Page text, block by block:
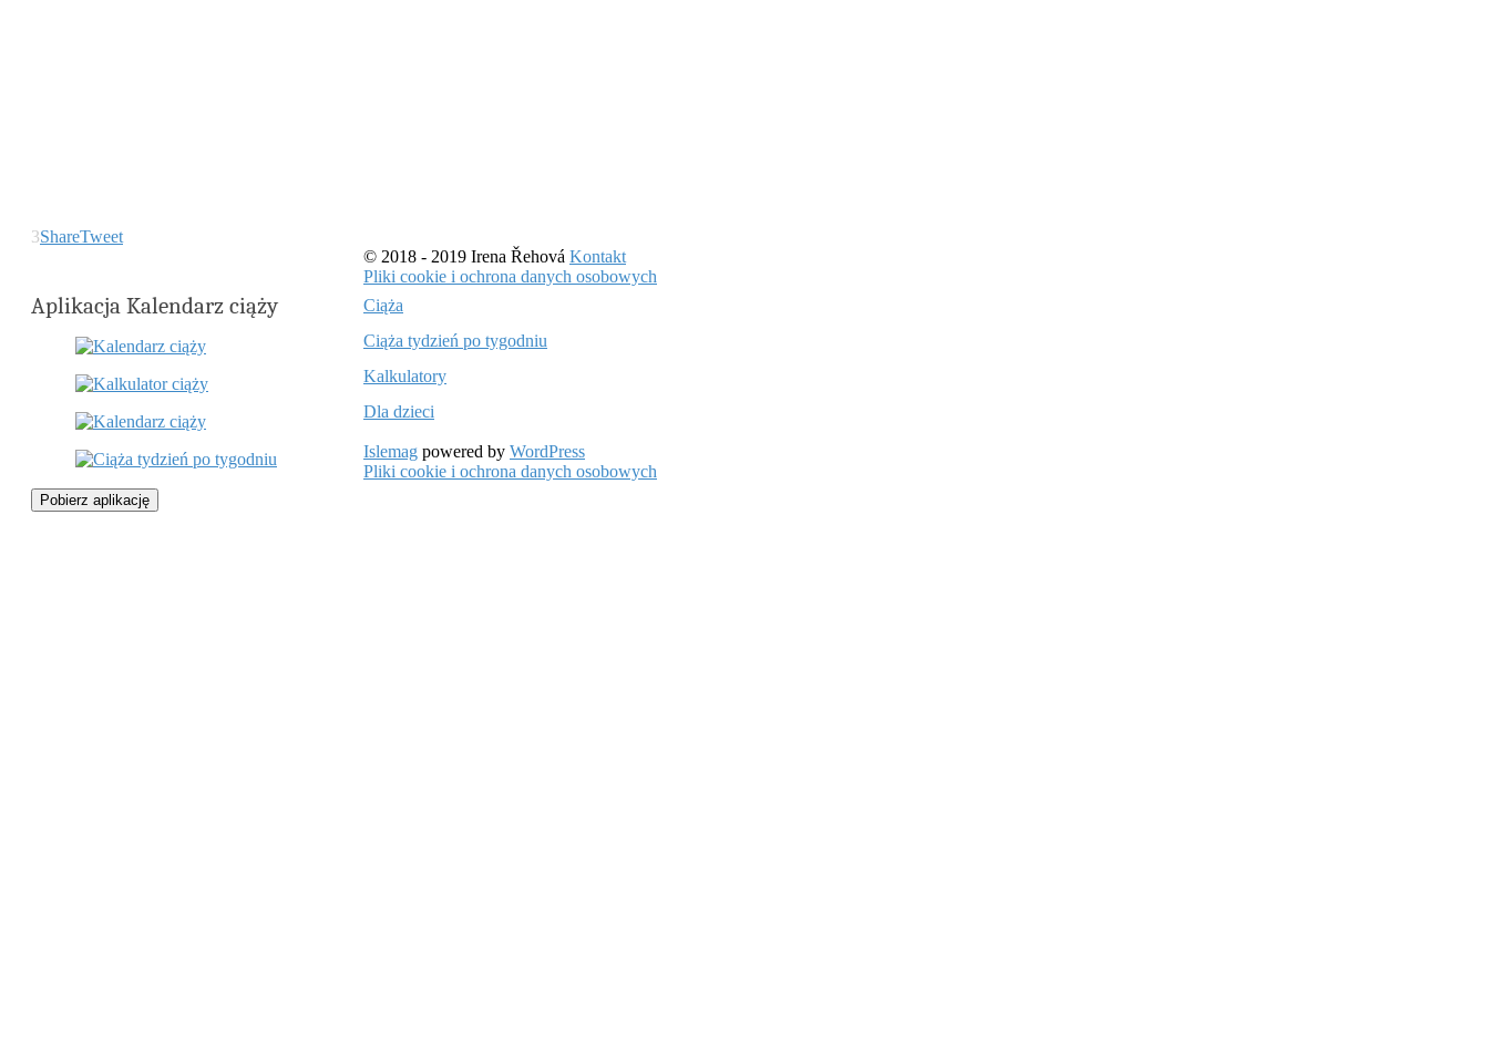
3ShareTweet
Aplikacja Kalendarz ciąży
Pobierz aplikację
© 2018 - 2019 Irena Řehová Kontakt
Pliki cookie i ochrona danych osobowych
Ciąża
Ciąża tydzień po tygodniu
Kalkulatory
Dla dzieci
Islemag powered by WordPress
Pliki cookie i ochrona danych osobowych